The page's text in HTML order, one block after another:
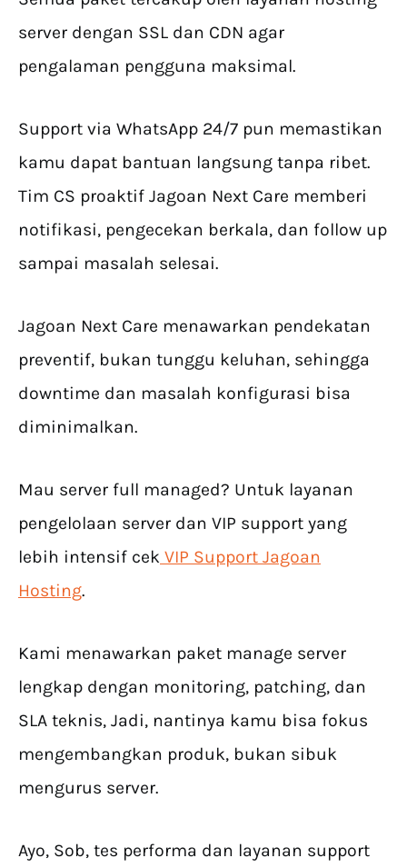
server dengan SSL dan CDN agar
pengalaman pengguna maksimal.
Support via WhatsApp 24/7 pun memastikan
kamu dapat bantuan langsung tanpa ribet.
Tim CS proaktif Jagoan Next Care memberi
notifikasi, pengecekan berkala, dan follow up
sampai masalah selesai.
Jagoan Next Care menawarkan pendekatan
preventif, bukan tunggu keluhan, sehingga
downtime dan masalah konfigurasi bisa
diminimalkan.
Mau server full managed? Untuk layanan
pengelolaan server dan VIP support yang
lebih intensif cek VIP Support Jagoan
Hosting.
Kami menawarkan paket manage server
lengkap dengan monitoring, patching, dan
SLA teknis, Jadi, nantinya kamu bisa fokus
mengembangkan produk, bukan sibuk
mengurus server.
Ayo, Sob, tes performa dan layanan support